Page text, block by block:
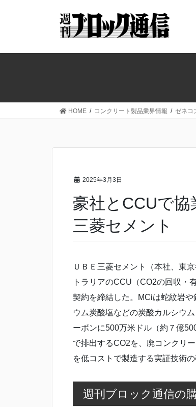
ツ
ッ
シ
移
HOME コンクリート製品業界情報 ゼネコ
2025年3月3日
豪社とCCUで
三菱セメント
ＵＢＥ三菱セメント（本社、東
トラリアのCCU（CO2の回収・
契約を締結した。MCiは蛇紋岩
ウム炭酸塩などの炭酸カルシウ
ーボンに500万米ドル（約７億
で排出するCO2を、廃コンクリ
を低コストで製造する実証技術の
週刊ブロック通信の